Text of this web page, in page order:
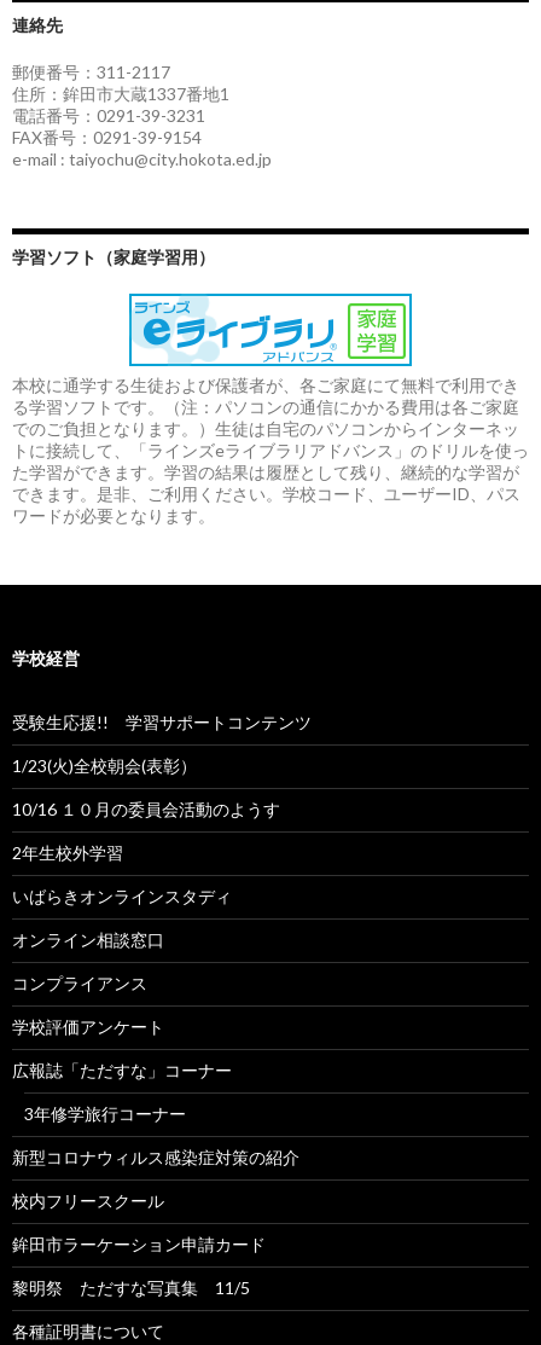
連絡先
郵便番号：311-2117
住所：鉾田市大蔵1337番地1
電話番号：0291-39-3231
FAX番号：0291-39-9154
e-mail : taiyochu@city.hokota.ed.jp
学習ソフト（家庭学習用）
本校に通学する生徒および保護者が、各ご家庭にて無料で利用でき
る学習ソフトです。（注：パソコンの通信にかかる費用は各ご家庭
でのご負担となります。）生徒は自宅のパソコンからインターネッ
トに接続して、「ラインズeライブラリアドバンス」のドリルを使っ
た学習ができます。学習の結果は履歴として残り、継続的な学習が
できます。是非、ご利用ください。学校コード、ユーザーID、パス
ワードが必要となります。
学校経営
受験生応援!! 学習サポートコンテンツ
1/23(火)全校朝会(表彰）
10/16 １０月の委員会活動のようす
2年生校外学習
いばらきオンラインスタディ
オンライン相談窓口
コンプライアンス
学校評価アンケート
広報誌「ただすな」コーナー
3年修学旅行コーナー
新型コロナウィルス感染症対策の紹介
校内フリースクール
鉾田市ラーケーション申請カード
黎明祭 ただすな写真集 11/5
各種証明書について